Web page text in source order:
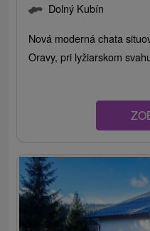
Dolný Kubín
Nová moderná chata
Oravy, pri lyžiarskom